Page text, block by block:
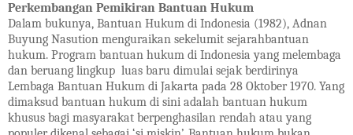
Perkembangan Pemikiran Bantuan Hukum
Dalam bukunya, Bantuan Hukum di Indonesia (1982), Adnan
Buyung Nasution menguraikan sekelumit sejarahbantuan
hukum. Program bantuan hukum di Indonesia yang melembaga
dan beruang lingkup luas baru dimulai sejak berdirinya
Lembaga Bantuan Hukum di Jakarta pada 28 Oktober 1970. Yang
dimaksud bantuan hukum di sini adalah bantuan hukum
khusus bagi masyarakat berpenghasilan rendah atau yang